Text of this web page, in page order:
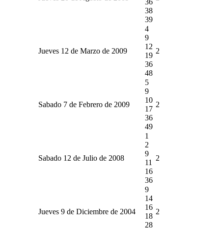
38
39
Jueves 12 de Marzo de 2009
4
9
12
19
36
48
2
Sabado 7 de Febrero de 2009
5
9
10
17
36
49
2
Sabado 12 de Julio de 2008
1
2
9
11
16
36
2
Jueves 9 de Diciembre de 2004
9
14
16
18
28
2